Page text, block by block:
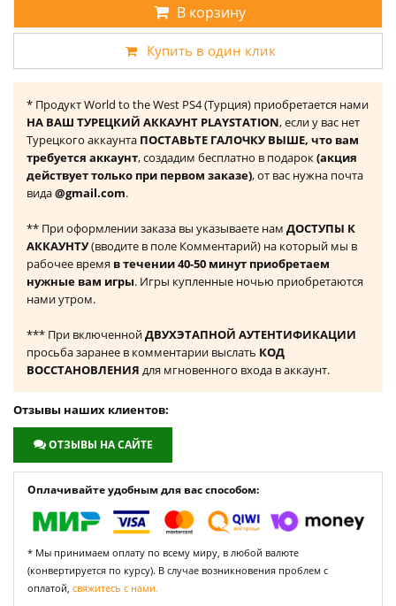
В корзину
Купить в один клик
* Продукт World to the West PS4 (Турция) приобретается нами
НА ВАШ ТУРЕЦКИЙ АККАУНТ PLAYSTATION, если у вас нет
Турецкого аккаунта ПОСТАВЬТЕ ГАЛОЧКУ ВЫШЕ, что вам
требуется аккаунт, создадим бесплатно в подарок(акция
действует только при первом заказе), от вас нужна почта
вида@gmail.com.
** При оформлении заказа вы указываете нам ДОСТУПЫ К
АККАУНТУ(вводите в поле Комментарий) на который мы в
рабочее время в течении 40-50 минут приобретаем
нужные вам игры. Игры купленные ночью приобретаются
нами утром.
*** При включеннойДВУХЭТАПНОЙ АУТЕНТИФИКАЦИИ
просьба заранее в комментарии выслать КОД
ВОССТАНОВЛЕНИЯ для мгновенного входа в аккаунт.
Отзывы наших клиентов:
ОТЗЫВЫ НА САЙТЕ
Оплачивайте удобным для вас способом:
* Мы принимаем оплату по всему миру, в любой валюте
(конвертируется по курсу). В случае возникновения проблем с
оплатой, свяжитесь с нами.